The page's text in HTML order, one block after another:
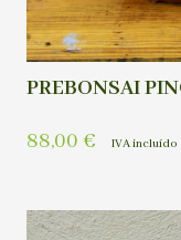
PREBONSAI
88,00 € IVA incluído